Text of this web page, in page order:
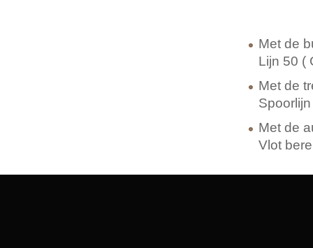
Met de
Lijn 50 (
Met de
Met de
Vlot